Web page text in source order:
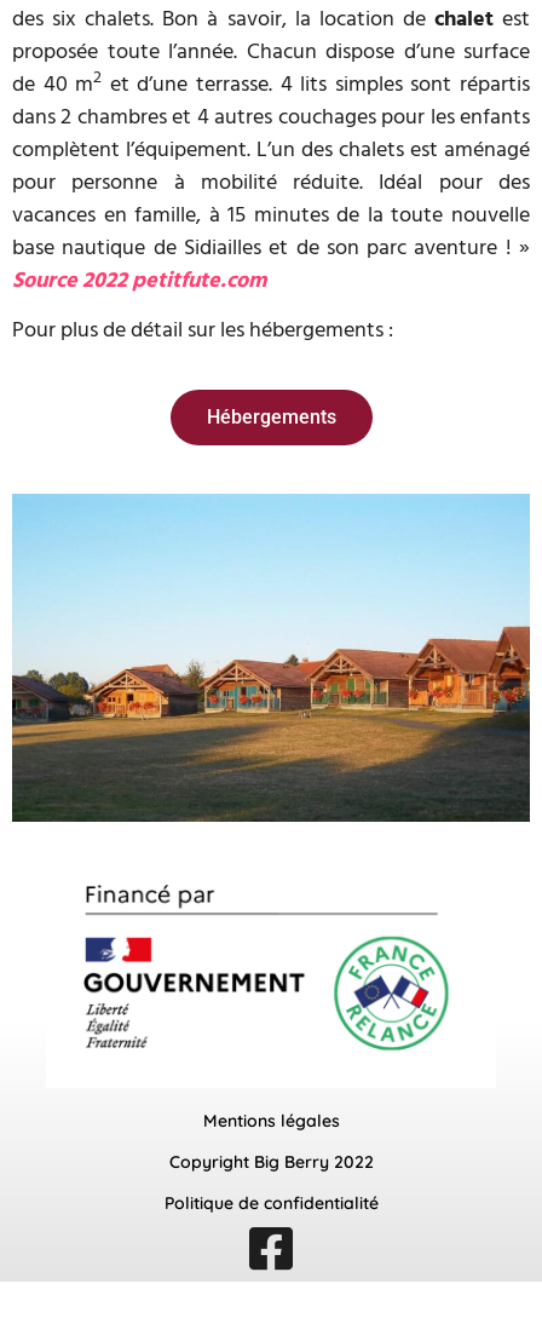
des six chalets. Bon à savoir, la location de chaletest
proposée toute l’année. Chacun dispose d’une surface
de 40 m2 et d’une terrasse. 4 lits simples sont répartis
dans 2 chambres et 4 autres couchages pour les enfants
complètent l’équipement. L’un des chalets est aménagé
pour personne à mobilité réduite. Idéal pour des
vacances en famille, à 15 minutes de la toute nouvelle
base nautique de Sidiailles et de son parc aventure ! »
Source 2022 petitfute.com
Pour plus de détail sur les hébergements :
Hébergements
Mentions légales
Copyright Big Berry 2022
Politique de confidentialité